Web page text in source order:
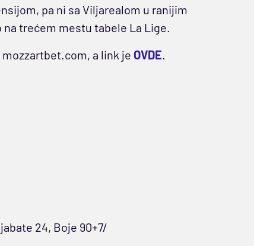
pa ni sa Viljarealom u ranijim
trećem mestu tabele La Lige.
a link je OVDE.
24, Boje 90+7/